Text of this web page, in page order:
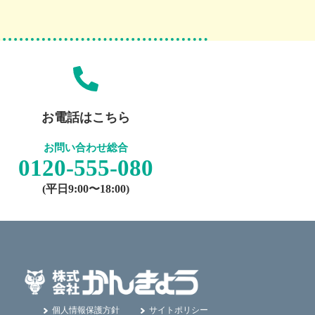
お電話はこちら
お問い合わせ総合
0120-555-080
(平日9:00〜18:00)
個人情報保護方針 サイトポリシー